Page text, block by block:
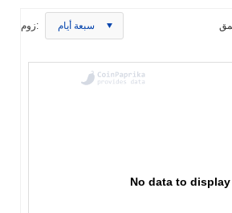
زوم: سبعة أيام
No data to display